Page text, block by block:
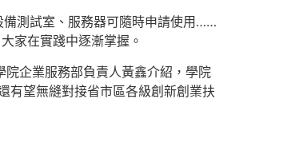
備測試室、服務器可隨時申請使用……
家在實踐中逐漸掌握。
院企業服務部負責人黃鑫介紹，學院
有望無縫對接省市區各級創新創業扶